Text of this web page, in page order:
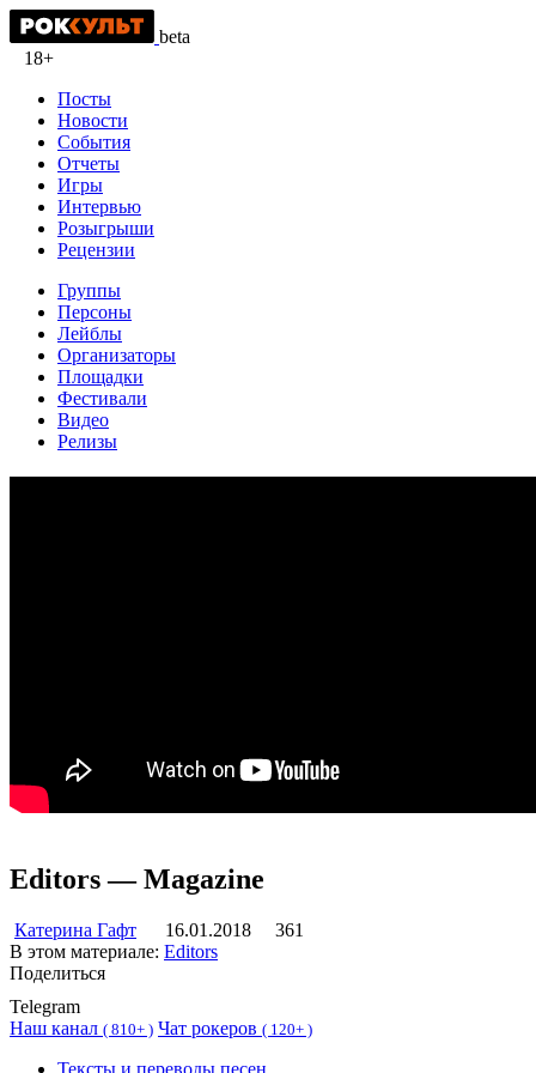
beta
18+
Посты
Новости
События
Отчеты
Игры
Интервью
Розыгрыши
Рецензии
Группы
Персоны
Лейблы
Организаторы
Площадки
Фестивали
Видео
Релизы
Editors — Magazine
Катерина Гафт 16.01.2018
361
В этом материале: Editors
Поделиться
Telegram
Наш канал ( 810+ ) Чат рокеров ( 120+ )
Тексты и переводы песен